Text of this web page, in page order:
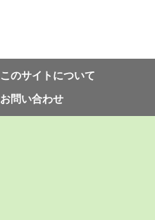
このサイトについて
お問い合わせ